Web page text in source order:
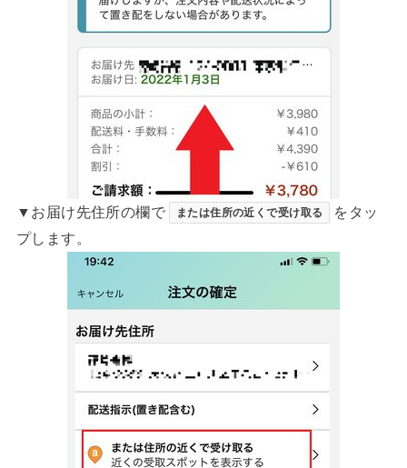
▼お届け先住所の欄で または住所の近くで受け取る
をタッ
プします。